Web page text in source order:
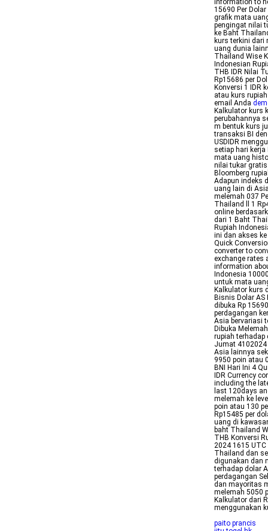
information to
15690 Per
grafik mata
pengingat nilai
ke Baht
kurs terkini dari
uang dunia
Thailand Wise
Indonesian
THB IDR Nilai
Rp15686 per
Konversi 1 IDR
atau kurs
email Anda
Kalkulator kurs
perubahannya
m bentuk kurs
transaksi BI
USDIDR
setiap hari
mata uang
nilai tukar
Bloomberg
Adapun indeks
uang lain di
melemah 037
Thailand ll 1
online
dari 1 Baht
Rupiah
ini dan akses
Quick
converter to
exchange rates
information
Indonesia
untuk mata
Kalkulator kurs
Bisnis Dolar AS
dibuka Rp
perdagangan
Asia bervariasi
Dibuka
rupiah terhadap
Jumat
Asia lainnya
9950 poin atau
BNI Hari Ini 4
IDR Currency
including the
last 120days
melemah ke
poin atau 130
Rp15485 per
uang di
baht Thailand
THB Konversi
2024 1615
Thailand dan
digunakan dan
terhadap dolar
perdagangan
dan mayoritas
melemah 5050
Kalkulator dari
menggunakan
paito prancis